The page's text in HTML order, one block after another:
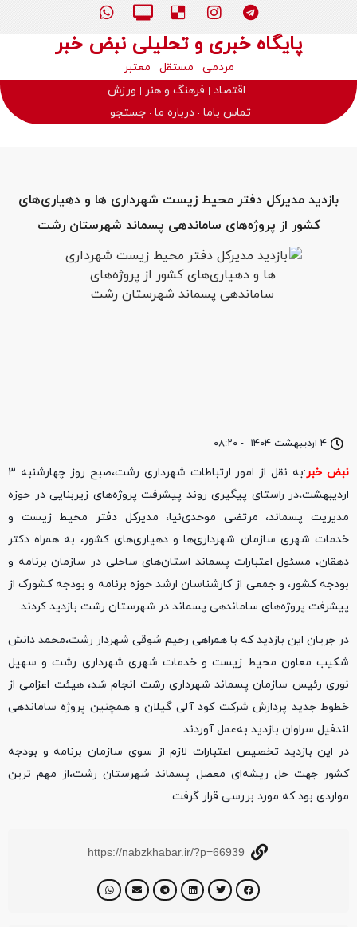
پایگاه خبری و تحلیلی نبض خبر
مردمی مستقل
معتبر
اقتصاد
فرهنگ و هنر
ورزش
تماس باما درباره ما جستجو
۴ اردیبهشت ۱۴۰۴ - ۰۸:۲۰
بازدید مدیرکل دفتر محیط زیست شهرداری‌ ها و دهیاری‌های
کشور از پروژه‌های ساماندهی پسماند شهرستان رشت
نبض خبر
:به نقل از امور ارتباطات شهرداری رشت،صبح روز چهارشنبه ۳
اردیبهشت،در راستای پیگیری روند پیشرفت پروژه‌های زیربنایی در حوزه
مدیریت پسماند، مرتضی موحدی‌نیا، مدیرکل دفتر محیط زیست و
خدمات شهری سازمان شهرداری‌ها و دهیاری‌های کشور، به همراه دکتر
دهقان، مسئول اعتبارات پسماند استان‌های ساحلی در سازمان برنامه و
بودجه کشور، و جمعی از کارشناسان ارشد حوزه برنامه و بودجه کشورک از
پیشرفت پروژه‌های ساماندهی پسماند در شهرستان رشت بازدید کردند.
در جریان این بازدید که با همراهی رحیم شوقی شهردار رشت،محمد دانش
شکیب معاون محیط زیست و خدمات شهری شهرداری رشت و سهیل
نوری رئیس سازمان پسماند شهرداری رشت انجام شد، هیئت اعزامی از
خطوط جدید پردازش شرکت کود آلی گیلان و همچنین پروژه ساماندهی
لندفیل سراوان بازدید به‌عمل آوردند.
در این بازدید تخصیص اعتبارات لازم از سوی سازمان برنامه و بودجه
کشور جهت حل ریشه‌ای معضل پسماند شهرستان رشت،از مهم ترین
مواردی بود که مورد بررسی قرار گرفت.
https://nabzkhabar.ir/?p=66939